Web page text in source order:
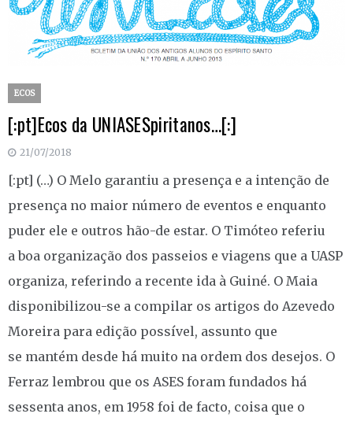
ECOS
[:pt]Ecos da UNIASESpiritanos…[:]
21/07/2018
[:pt] (…) O Melo garantiu a presença e a intenção de
presença no maior número de eventos e enquanto
puder ele e outros hão-de estar. O Timóteo referiu
a boa organização dos passeios e viagens que a UASP
organiza, referindo a recente ida à Guiné. O Maia
disponibilizou-se a compilar os artigos do Azevedo
Moreira para edição possível, assunto que
se mantém desde há muito na ordem dos desejos. O
Ferraz lembrou que os ASES foram fundados há
sessenta anos, em 1958 foi de facto, coisa que o